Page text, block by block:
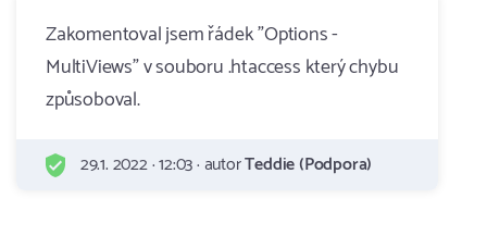
Zakomentoval jsem řádek "Options -
MultiViews" v souboru .htaccess který chybu
způsoboval.
29.1. 2022 · 12:03 · autorTeddie (Podpora)